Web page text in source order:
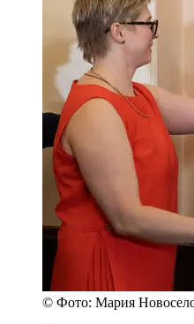
© Фото: Мария